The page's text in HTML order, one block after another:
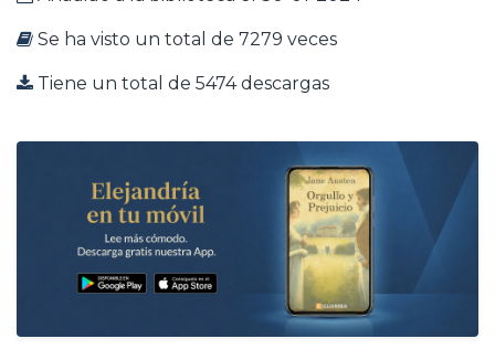
Se ha visto un total de 7279 veces
Tiene un total de 5474 descargas